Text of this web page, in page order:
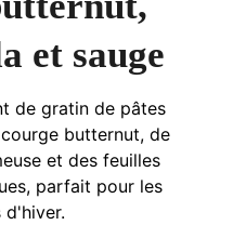
et sauge
de gratin de pâtes
butternut, de
et des feuilles
parfait pour les
d'hiver.